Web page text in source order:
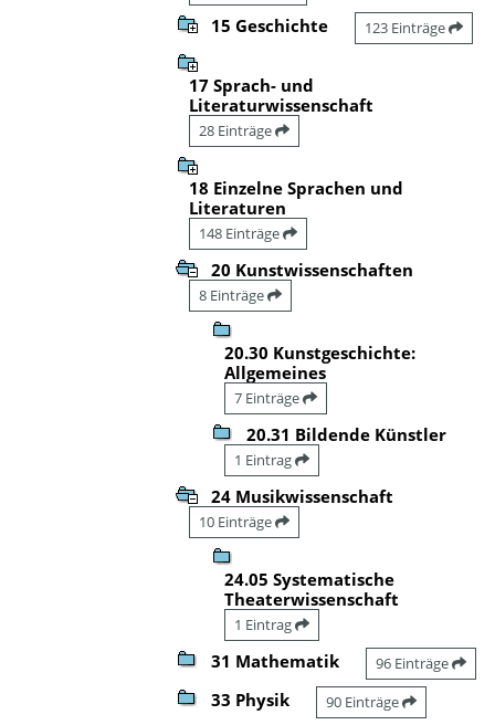
15 Geschichte 123 Einträge
17 Sprach- und
Literaturwissenschaft
28 Einträge
18 Einzelne Sprachen und
Literaturen
148 Einträge
20 Kunstwissenschaften
8 Einträge
20.30 Kunstgeschichte:
Allgemeines
7 Einträge
20.31 Bildende Künstler
1 Eintrag
24 Musikwissenschaft
10 Einträge
24.05 Systematische
Theaterwissenschaft
1 Eintrag
31 Mathematik 96 Einträge
33 Physik 90 Einträge